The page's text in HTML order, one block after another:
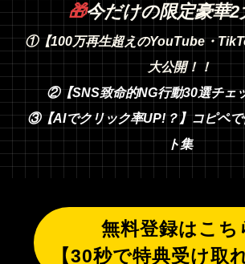
🎁今だけの限定豪華2
①【100万再生超えのYouTube・
大公開！！
②【SNS致命的NG行動30選チェ
③【AIでクリック率UP!？】コピペで
ト集
無料登録はこち
【30秒で特典受け取